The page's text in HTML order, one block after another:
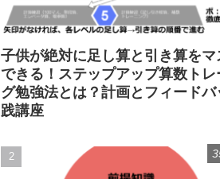
子供が絶対に足し算と引き算をマ
できる！ステップアップ算数トレ
グ勉強法とは？計画とフィードバ
践講座